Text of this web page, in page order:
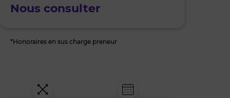
quartier
Botmel
Nous consulter
*Honoraires en sus charge preneur